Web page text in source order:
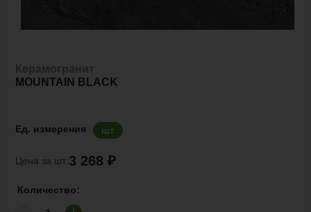
MOUNTAIN BLACK
Ед. измерения шт
Цена за шт:3 268 ₽
Количество: